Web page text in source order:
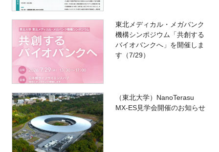
東北メディカル・メガバンク
機構シンポジウム「共創する
バイオバンクへ」を開催しま
す（7/29）
（東北大学）NanoTerasu
MX-ES見学会開催のお知らせ